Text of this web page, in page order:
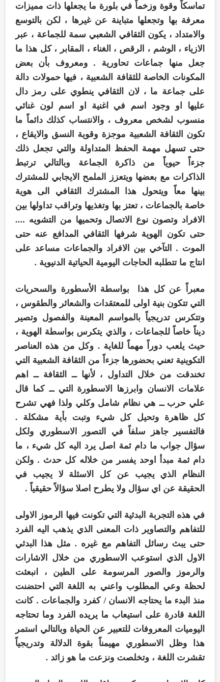
تماسكاً وقوة وزخماً في بلورة ما يجعلها ذات مميزات
معرفة بها وتجعلها متباينة عن غيرها ، لكن بالتوسع
والامتداد ، يكون الثقافي الشعبي سمة للجماعة ، عبر
الازياء ، الوشم ، الرقص ، الغناء ، المقابر ، كل هذا ما
جعل منها جماعات تحاورية . ومعروف بأن بعض
المكونات الخاصة للثقافة الشعبية ، فيها حمولات دالة
على جماعة ما ، لان الثقافي ينطوي على رمز دال
عليها او وجود اسم في اغنية او اسم لون غنائي
منسوب لشخص معروف ، والانتساب كذلك دائماً ما
تكون الثقافة الشعبية موجزة وقوية النسق والايقاع ،
حتى تسهل مهمة الحفظ المتداولة والتي تجعل ذلك
جزءاً حيوياً من ذاكرة الجماعة وبالتالي ترتبط
الذاكرات مع بعضها ويتعزز الملمح الايجابي للمشترك
بينها معاً ويتحول هذا المشترك الثقافي الى هوية
خاصة بالجماعات ، تعتز بها وتغذيها وتراقب تداولها بين
الافراد وتصون نوع الاتصال وتحميها من التشويه ....
حتى تكون الهوية شرفها الثقافي المدافع عنه حتى
الموت . التآخي بين الافراد والجماعات مساعد على
انتاج ما تتطلبه الحاجات اليومية الحياتية الدنيوية .
معبراً عن كل هذا بواسطة الأسطورة والسحريات
التي تتكون بنية اولى للمعتقدات والشعائر والطقوس ،
وتتكرس تدريجياً بالمواسم المعينة والفصول وتصير
ديناً خاصاً للجماعات ، والذي يتكرس بواسطة الهوية ،
حيث يلعب دوراً مهماً للغاية . وكل من هذه العناصر
التكوينية تعني بحضورها جزءاً من الثقافة الشعبية التي
تخندقت من خلال التداول ، لأنها ــ الثقافة ــ اهم
علامات الانسان وابرزها الاسطورة التي ــ كما قال
علي حرب ــ هي نظام شامل وكلي ولذا فهي تشرح
كل ظاهرة وتحيل كل شيء وتبت بأية مشكلة .
فالتفسير جاهز سلفاً في التصور الاسطوري ولكل
سؤال جواب ما دام ثمة اصل يرد اليه كل شيء ، ما
دام ثمة مبدأ اوحد يفسر من خلاله كل حدث . ولكن
النظام الذي يجيب عن كل الاسئلة لا يجيب في
الحقيقة عن اي سؤال ولا يطرح اصلا سؤالاً حقيقياً .
في هذه التجربة البدئية التي تكونت فيها الرموز الاولى
للتفاهم والتصاوير ذات المعنى الذي يذهب اليه الفرد
حتى يبث رسائل التفاهم مع غيره . مثل هذا البدئي
الاول الذي استوعب الاسطوري من خلال الاشارات
والرموز والصور المرسومة على الطين ، انبعثت
لحظة وعي المطلوب واعني به اللغة التي احتضنت
منذ البدء ما يحتاجه الانسان / كفرد والجماعات . كانت
اللغة قادرة على استيعاب ما يريده الفرد وما تحتاجه
اليوميات المعروفات للتعبير عن الحياة وبالتالي استمر
هذا وظل الاسطوري مهيمناً بقوة الدلالة وتدريجياً
تقشرت اللغة ، وتخلصت ونزعت ما هو زائد .